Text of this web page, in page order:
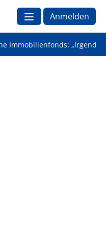
Anmelden
Immobilienfonds: